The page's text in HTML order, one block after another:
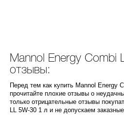
Mannol Energy Combi
отзывы:
Перед тем как купить Mannol Energy
прочитайте плохие отзывы о
только отрицательные отзывы
LL 5W-30 1 л и не допускаем заказные.